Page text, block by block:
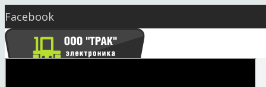
Facebook
Twitter
YouTube